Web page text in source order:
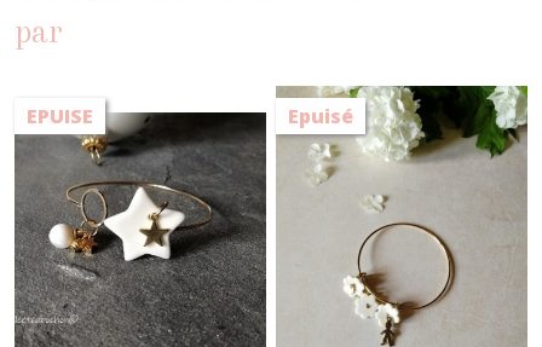
par
EPUISE Epuisé